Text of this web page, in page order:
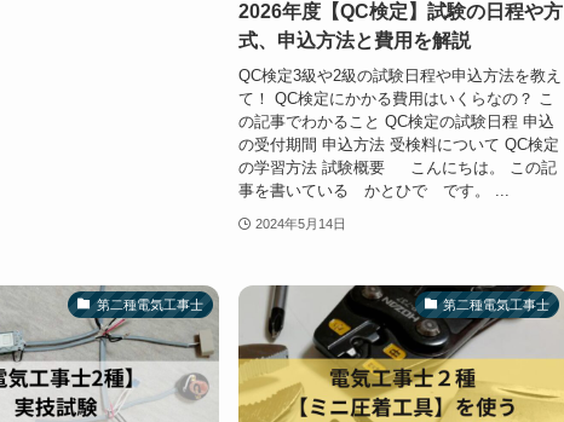
2026年度【QC検定】試験の日程や方
式、申込方法と費用を解説
QC検定3級や2級の試験日程や申込方法を教え
て！ QC検定にかかる費用はいくらなの？ こ
の記事でわかること QC検定の試験日程 申込
の受付期間 申込方法 受検料について QC検定
の学習方法 試験概要 こんにちは。 この記
事を書いている かとひで です。 ...
2024年5月14日
第二種電気工事士 第二種電気工事士